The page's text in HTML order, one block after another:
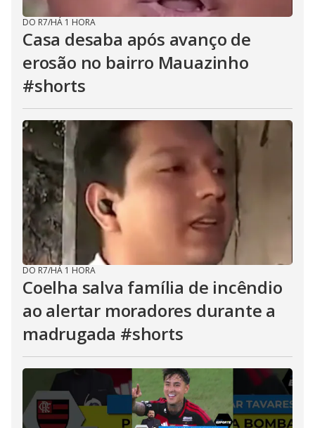
DO R7/HÁ 1 HORA
Casa desaba após avanço de
erosão no bairro Mauazinho
#shorts
DO R7/HÁ 1 HORA
Coelha salva família de incêndio
ao alertar moradores durante a
madrugada #shorts